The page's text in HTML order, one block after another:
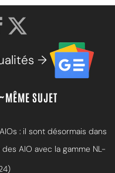
→
SUJET
: il sont désormais dans
AIO avec la gamme NL-